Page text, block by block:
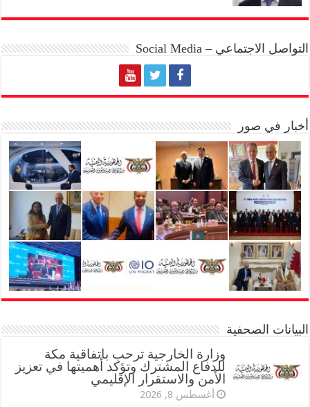
التواصل الاجتماعي – Social Media
أخبار في صور
البيانات الصحفية
وزارة الخارجية ترحب باتفاقية مكة
للدفاع المشترك وتؤكد أهميتها في تعزيز
الأمن والاستقرار الإقليمي
أغسطس 8, 2026